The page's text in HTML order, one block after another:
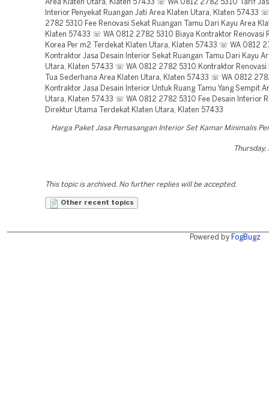
Harga Paket Jasa Pemasangan Interior Set Kamar Minimalis
Thursday,
This topic is archived. No further replies will be accepted.
Other recent topics
Powered by FogBugz